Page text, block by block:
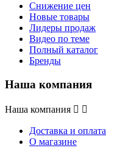
Снижение цен
Новые товары
Лидеры продаж
Видео по теме
Полный каталог
Бренды
Наша компания
Наша компания  
Доставка и оплата
О магазине